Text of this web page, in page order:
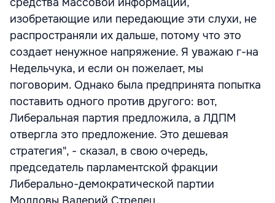
изобретающие или передающие эти слухи, не
распространяли их дальше, потому что это
создает ненужное напряжение. Я уважаю г-на
Недельчука, и если он пожелает, мы
поговорим. Однако была предпринята попытка
поставить одного против другого: вот,
Либеральная партия предложила, а ЛДПМ
отвергла это предложение. Это дешевая
стратегия", - сказал, в свою очередь,
председатель парламентской фракции
Либерально-демократической партии